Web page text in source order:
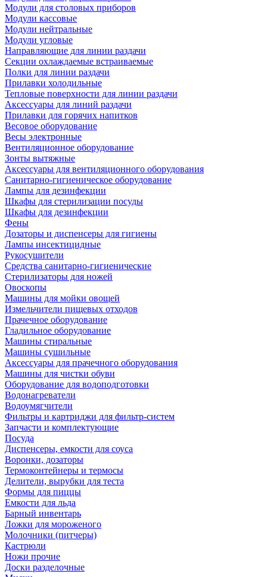
Модули для столовых приборов
Модули кассовые
Модули нейтральные
Модули угловые
Направляющие для линии раздачи
Секции охлаждаемые встраиваемые
Полки для линии раздачи
Прилавки холодильные
Тепловые поверхности для линии раздачи
Аксессуары для линий раздачи
Прилавки для горячих напитков
Весовое оборудование
Весы электронные
Вентиляционное оборудование
Зонты вытяжные
Аксессуары для вентиляционного оборудования
Санитарно-гигиеническое оборудование
Лампы для дезинфекции
Шкафы для стерилизации посуды
Шкафы для дезинфекции
Фены
Дозаторы и диспенсеры для гигиены
Лампы инсектицидные
Рукосушители
Средства санитарно-гигиенические
Стерилизаторы для ножей
Овоскопы
Машины для мойки овощей
Измельчители пищевых отходов
Прачечное оборудование
Гладильное оборудование
Машины стиральные
Машины сушильные
Аксессуары для прачечного оборудования
Машины для чистки обуви
Оборудование для водоподготовки
Водонагреватели
Водоумягчители
Фильтры и картриджи для фильтр-систем
Запчасти и комплектующие
Посуда
Диспенсеры, емкости для соуса
Воронки, дозаторы
Термоконтейнеры и термосы
Делители, вырубки для теста
Формы для пиццы
Емкости для льда
Барный инвентарь
Ложки для мороженого
Молочники (питчеры)
Кастрюли
Ножи прочие
Доски разделочные